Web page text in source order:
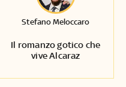
Il romanzo gotico che
vive Alcaraz
Stefano Meloccaro